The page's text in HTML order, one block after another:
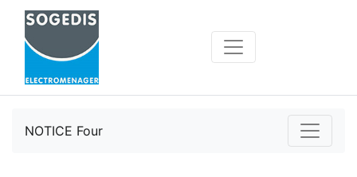
NOTICE Four